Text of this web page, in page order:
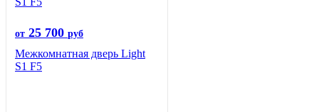
от 25 700 руб
Межкомнатная дверь Light
S1 F5